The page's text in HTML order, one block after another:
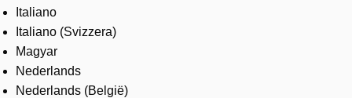
Italiano
Italiano (Svizzera)
Magyar
Nederlands
Nederlands (België)